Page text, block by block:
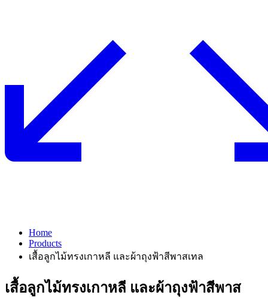
Home
Products
เสื้อลูกไม้ทรงเกาหลี และผ้าถุงฟ้าสีพาสเทล
เสื้อลูกไม้ทรงเกาหลี และผ้าถุงฟ้าสีพาส